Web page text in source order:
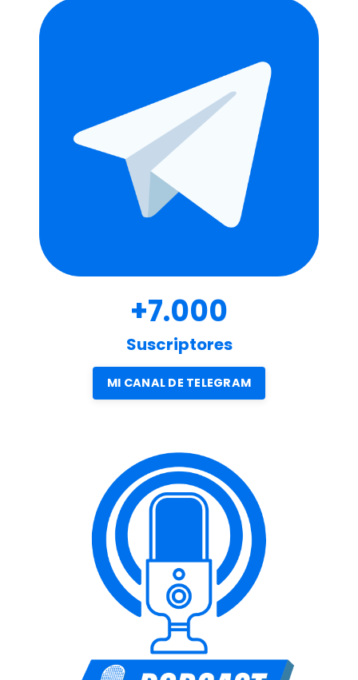
+7.000
Suscriptores
MI CANAL DE TELEGRAM